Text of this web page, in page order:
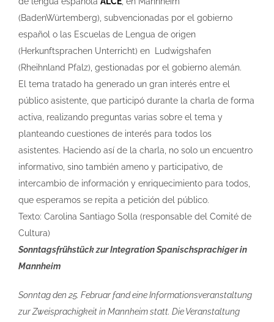
(BadenWürtemberg), subvencionadas por el gobierno
español o las Escuelas de Lengua de origen
(Herkunftsprachen Unterricht) en Ludwigshafen
(Rheihnland Pfalz), gestionadas por el gobierno alemán.
El tema tratado ha generado un gran interés entre el
público asistente, que participó durante la charla de forma
activa, realizando preguntas varias sobre el tema y
planteando cuestiones de interés para todos los
asistentes. Haciendo así de la charla, no solo un encuentro
informativo, sino también ameno y participativo, de
intercambio de información y enriquecimiento para todos,
que esperamos se repita a petición del público.
Texto: Carolina Santiago Solla (responsable del Comité de
Cultura)
Sonntagsfrühstück zur Integration Spanischsprachiger in
Mannheim
Sonntag den 25. Februar fand eine Informationsveranstaltung
zur Zweisprachigkeit in Mannheim statt. Die Veranstaltung